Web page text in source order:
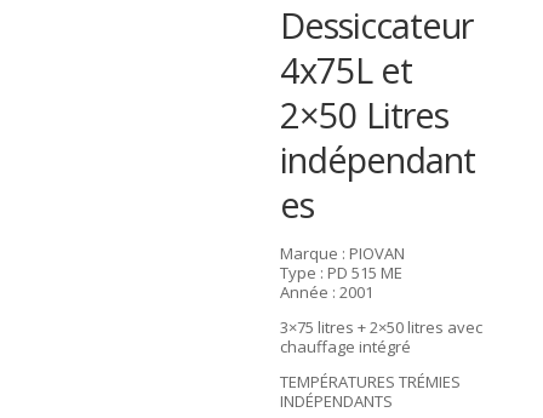
Dessiccateur
4x75L et
2×50 Litres
indépendant
es
Marque : PIOVAN
Type : PD 515 ME
Année : 2001
3×75 litres + 2×50 litres avec
chauffage intégré
TEMPÉRATURES TRÉMIES
INDÉPENDANTS